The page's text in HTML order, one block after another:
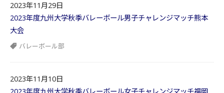
2023年11月29日
2023年度九州大学秋季バレーボール男子チャレンジマッチ熊本
大会
バレーボール部
2023年11月10日